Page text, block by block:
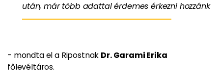
után, már több adattal érdemes érkezni hozzánk
- mondta el a Ripostnak Dr. Garami Erika
főlevéltáros.